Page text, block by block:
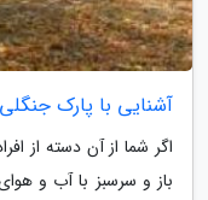
آشنایی با پارک
اگر شما از آن دسته از
باز و سرسبز با آب و